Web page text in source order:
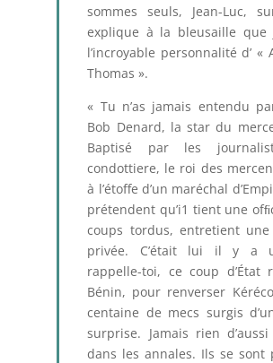
sommes seuls, Jean-Luc,
explique à la bleusaille que
l’incroyable personnalité d’ «
Thomas ».
« Tu n’as jamais entendu
Bob Denard, la star du
Baptisé par les
condottiere, le roi des
à l’étoffe d’un maréchal
prétendent qu’i1 tient une
coups tordus, entretient une
privée. C’était lui il y a
rappelle-toi, ce coup d’État
Bénin, pour renverser
centaine de mecs surgis
surprise. Jamais rien
dans les annales. Ils se sont